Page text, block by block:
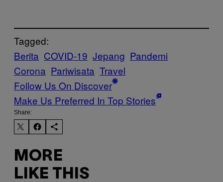
Tagged:
Berita COVID-19 Jepang Pandemi
Corona Pariwisata Travel
Follow Us On Discover
Make Us Preferred In Top Stories
Share:
MORE
LIKE THIS